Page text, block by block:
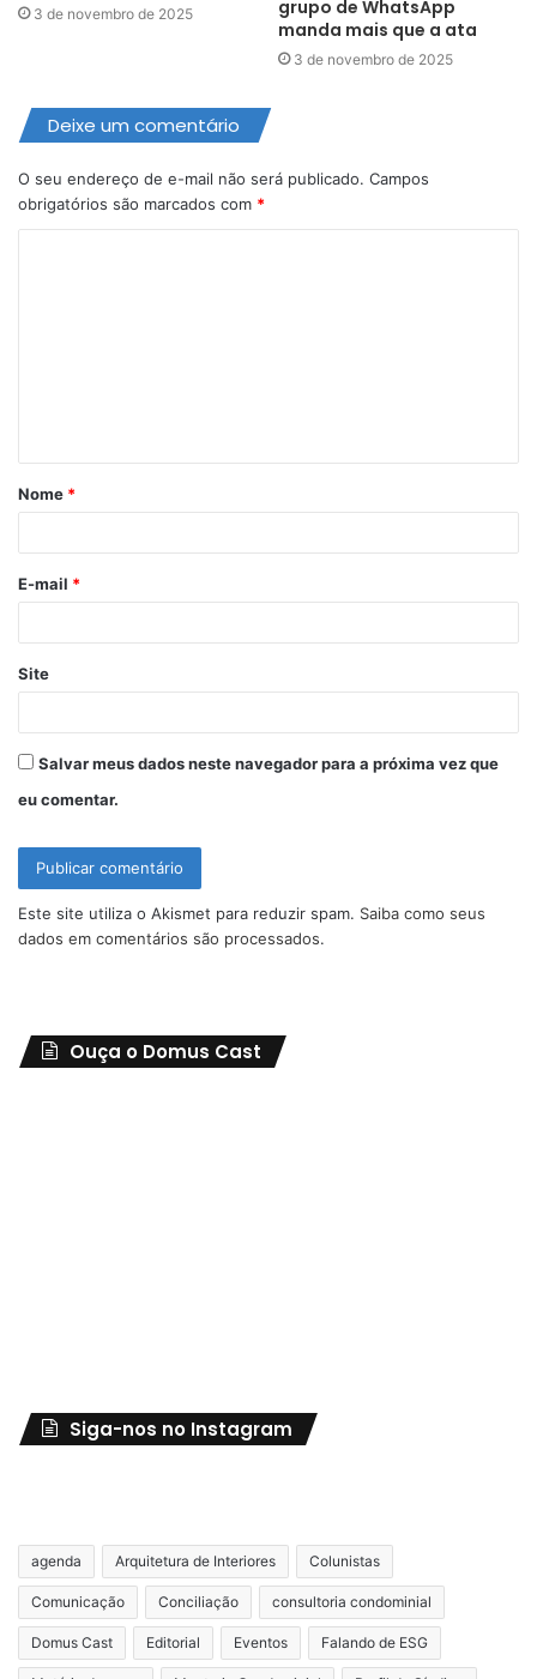
3 de novembro de 2025
grupo de WhatsApp
manda mais que a ata
3 de novembro de 2025
Deixe um comentário
O seu endereço de e-mail não será publicado. Campos
obrigatórios são marcados com *
á
r
*
Nome *
E-mail *
Site
Salvar meus dados neste navegador para a próxima vez que
eu comentar.
Este site utiliza o Akismet para reduzir spam. Saiba como seus
dados em comentários são processados.
Ouça o Domus Cast
Siga-nos no Instagram
agenda Arquitetura de Interiores Colunistas
Comunicação Conciliação consultoria condominial
Domus Cast Editorial Eventos Falando de ESG